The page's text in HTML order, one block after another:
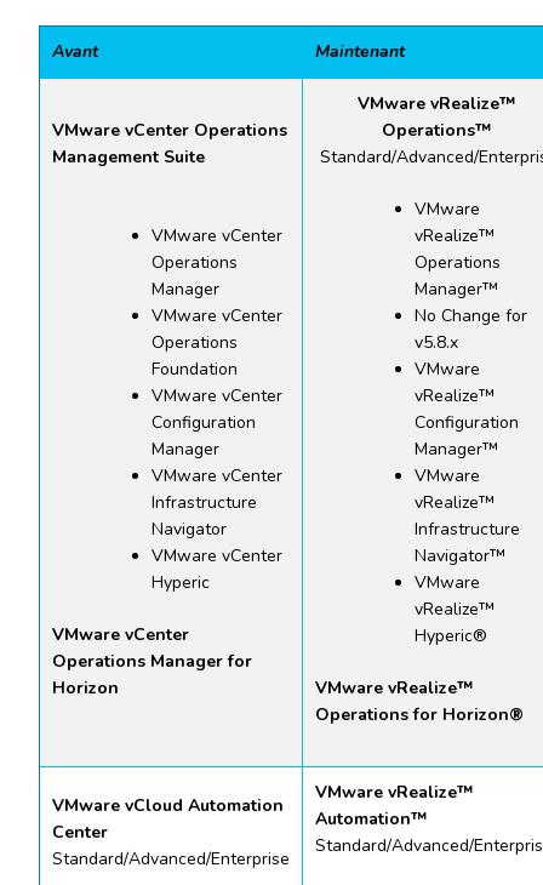
Avant Maintenant
VMware vCenter Operations
Management Suite
VMware vCenter
Operations
Manager
VMware vCenter
Operations
Foundation
VMware vCenter
Configuration
Manager
VMware vCenter
Infrastructure
Navigator
VMware vCenter
Hyperic
VMware vCenter
Operations Manager for
Horizon
VMware vRealize™
Operations™
Standard/Advanced/
VMware
vRealize™
Operations
Manager™
No Change for
v5.8.x
VMware
vRealize™
Configuration
Manager™
VMware
vRealize™
Infrastructure
Navigator™
VMware
vRealize™
Hyperic®
VMware vRealize™
Operations for Horizon®
VMware vCloud Automation
Center
Standard/Advanced/Enterprise
VMware vRealize™
Automation™
Standard/Advanced/